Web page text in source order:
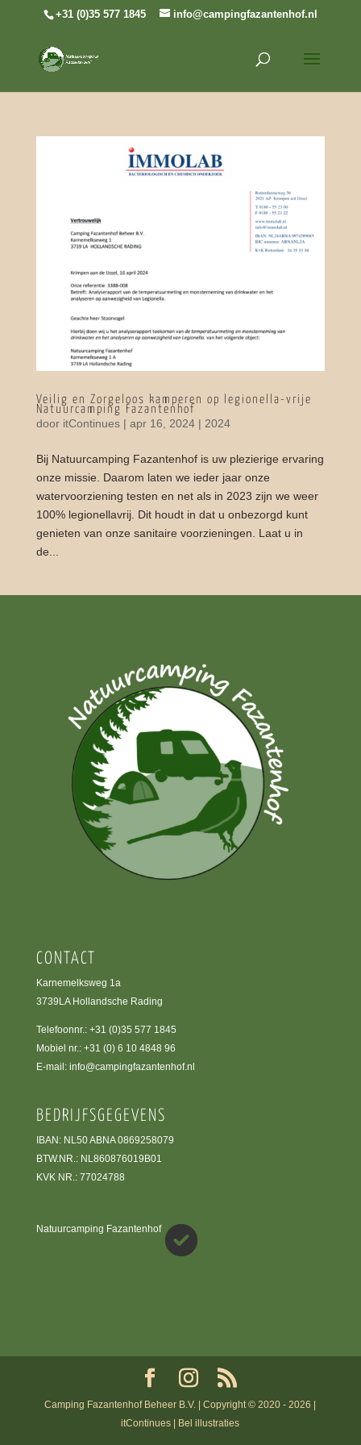
+31 (0)35 577 1845 info@campingfazantenhof.nl
Veilig en Zorgeloos kamperen op legionella-vrije
Natuurcamping Fazantenhof
door itContinues| apr 16, 2024| 2024
Bij Natuurcamping Fazantenhof is uw plezierige ervaring
onze missie. Daarom laten we ieder jaar onze
watervoorziening testen en net als in 2023 zijn we weer
100% legionellavrij. Dit houdt in dat u onbezorgd kunt
genieten van onze sanitaire voorzieningen. Laat u in
de...
CONTACT
Karnemelksweg 1a
3739LA Hollandsche Rading
Telefoonnr.: +31 (0)35 577 1845
Mobiel nr.: +31 (0) 6 10 4848 96
E-mail: info@campingfazantenhof.nl
BEDRIJFSGEGEVENS
IBAN: NL50 ABNA 0869258079
BTW.NR.: NL860876019B01
KVK NR.: 77024788
Natuurcamping Fazantenhof
Camping Fazantenhof Beheer B.V. | Copyright © 2020 - 2026 |
itContinues | Bel illustraties